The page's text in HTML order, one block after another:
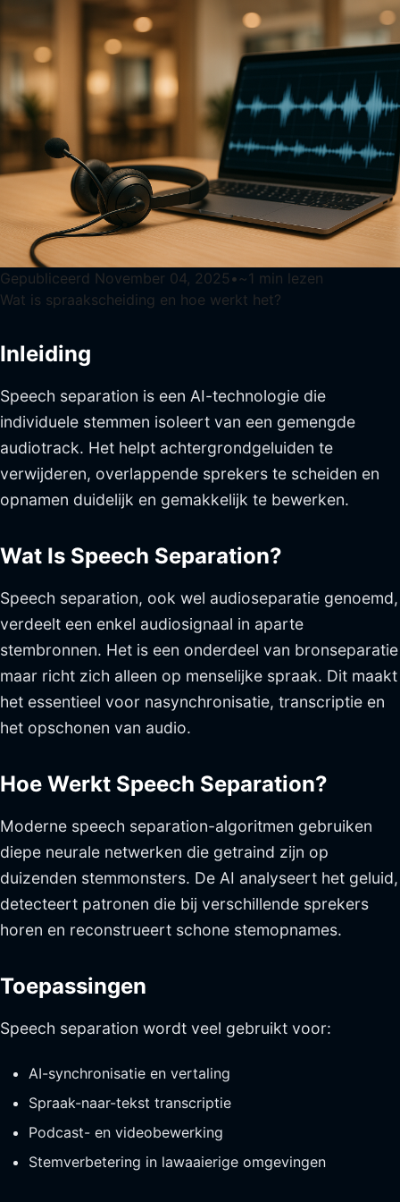
Gepubliceerd November 04, 2025 • ~1 min lezen
Wat is spraakscheiding en hoe werkt het?
Inleiding
Speech separation is een AI-technologie die
individuele stemmen isoleert van een gemengde
audiotrack. Het helpt achtergrondgeluiden te
verwijderen, overlappende sprekers te scheiden en
opnamen duidelijk en gemakkelijk te bewerken.
Wat Is Speech Separation?
Speech separation, ook wel audioseparatie genoemd,
verdeelt een enkel audiosignaal in aparte
stembronnen. Het is een onderdeel van bronseparatie
maar richt zich alleen op menselijke spraak. Dit maakt
het essentieel voor nasynchronisatie, transcriptie en
het opschonen van audio.
Hoe Werkt Speech Separation?
Moderne speech separation-algoritmen gebruiken
diepe neurale netwerken die getraind zijn op
duizenden stemmonsters. De AI analyseert het geluid,
detecteert patronen die bij verschillende sprekers
horen en reconstrueert schone stemopnames.
Toepassingen
Speech separation wordt veel gebruikt voor:
AI-synchronisatie en vertaling
Spraak-naar-tekst transcriptie
Podcast- en videobewerking
Stemverbetering in lawaaierige omgevingen